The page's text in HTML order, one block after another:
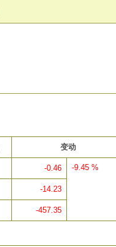
变动
-0.46 -9.45 %
-14.23
-457.35